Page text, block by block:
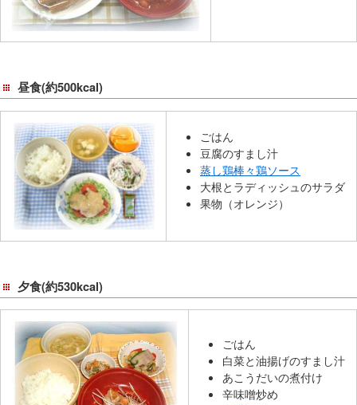
昼食(約500kcal)
ごはん
豆腐のすまし汁
蒸し鶏棒々鶏ソース
大根とラディッシュのサラダ
果物（オレンジ）
夕食(約530kcal)
ごはん
白菜と油揚げのすまし汁
あこうだいの煮付け
辛味噌炒め